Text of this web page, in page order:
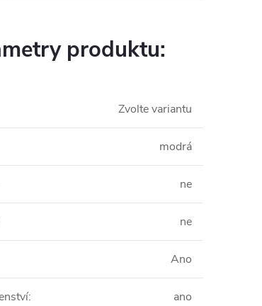
produktu:
Zvolte variantu
modrá
ne
ne
Ano
: ano